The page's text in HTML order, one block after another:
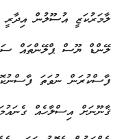
ލާމަރުކަޒީ އުސޫލުން އިދާރީ
ލޭންޑް ޔޫސް ޕްލޭންތައް
ފާސްކުރަން ނުވަތަ
ޤާނޫނަށް އިސްލާހެއް